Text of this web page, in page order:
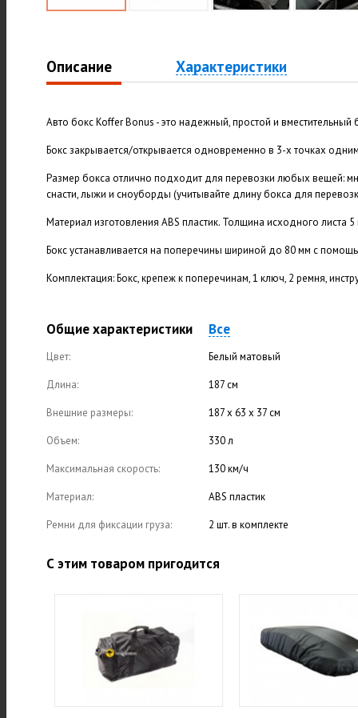
Описание Характеристики
Авто бокс Koffer Bonus - это надежный, простой и вместительный
Бокс закрывается/открывается одновременно в 3-х точках
Размер бокса отлично подходит для перевозки любых вещей:
снасти, лыжи и сноуборды (учитывайте длину бокса для
Материал изготовления ABS пластик. Толщина исходного листа
Бокс устанавливается на поперечины шириной до 80 мм с
Комплектация: Бокс, крепеж к поперечинам, 1 ключ, 2 ремня,
Общие характеристики Все
Цвет: Белый матовый
Длина: 187 см
Внешние размеры: 187 х 63 х 37 см
Объем: 330 л
Максимальная скорость: 130 км/ч
Материал: ABS пластик
Ремни для фиксации груза: 2 шт. в комплекте
С этим товаром пригодится